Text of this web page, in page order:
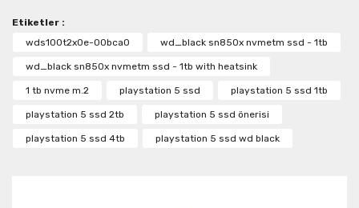
Ürün resmi kalitesiz, bozuk veya görüntülenemiyor.
Ürün açıklamasında eksik bilgiler bulunuyor.
Ürün bilgilerinde hatalar bulunuyor.
Ürün fiyatı diğer sitelerden daha pahalı.
Etiketler :
wds100t2x0e-00bca0
wd_black sn850x nvmetm ssd - 1tb
wd_black sn850x nvmetm ssd - 1tb with heatsink
1 tb nvme m.2 playstation 5 ssd playstation 5 ssd 1tb
playstation 5 ssd 2tb playstation 5 ssd önerisi
playstation 5 ssd 4tb playstation 5 ssd wd black